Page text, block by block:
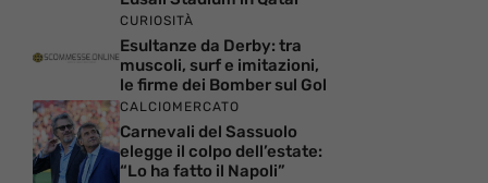
CURIOSITÀ
Esultanze da Derby: tra
muscoli, surf e imitazioni,
le firme dei Bomber sul Gol
CALCIOMERCATO
Carnevali del Sassuolo
elegge il colpo dell’estate:
“Lo ha fatto il Napoli”